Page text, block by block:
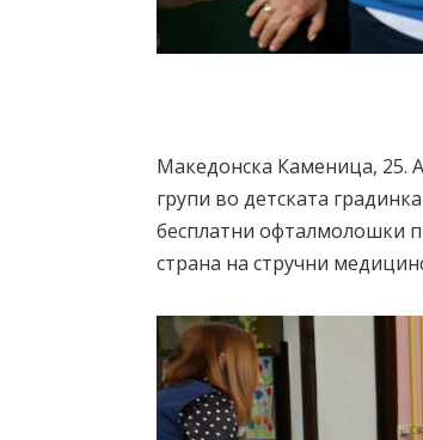
Македонска Каменица, 25.
групи во детската
бесплатни офталмолошки
страна на стручни